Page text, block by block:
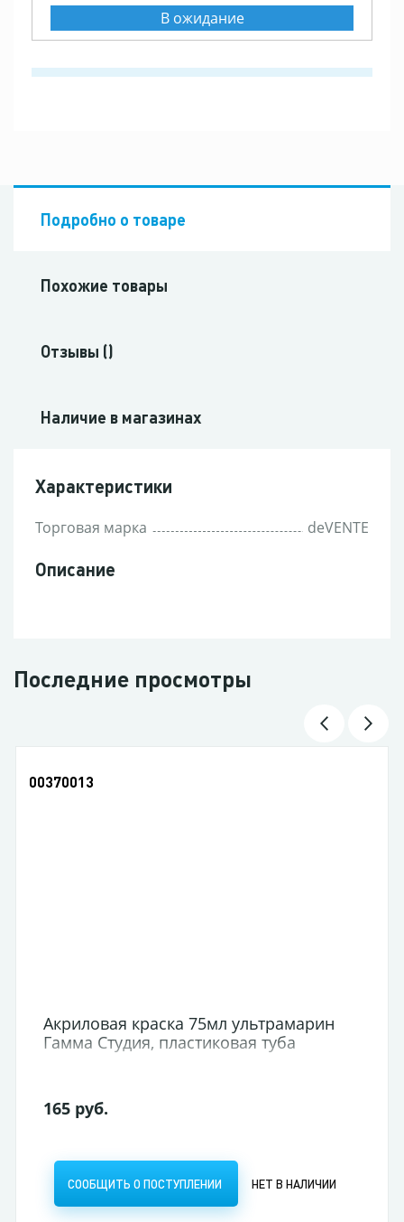
В ожидание
Подробно о товаре
Похожие товары
Отзывы ()
Наличие в магазинах
Характеристики
Торговая марка deVENTE
Описание
Последние просмотры
00370013
Акриловая краска 75мл ультрамарин
Гамма Студия, пластиковая туба
165 руб.
СООБЩИТЬ О ПОСТУПЛЕНИИ НЕТ В НАЛИЧИИ